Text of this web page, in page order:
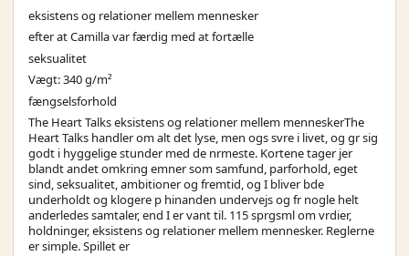
eksistens og relationer mellem mennesker
efter at Camilla var færdig med at fortælle
seksualitet
Vægt: 340 g/m²
fængselsforhold
The Heart Talks eksistens og relationer mellem menneskerThe
Heart Talks handler om alt det lyse, men ogs svre i livet, og gr sig
godt i hyggelige stunder med de nrmeste. Kortene tager jer
blandt andet omkring emner som samfund, parforhold, eget
sind, seksualitet, ambitioner og fremtid, og I bliver bde
underholdt og klogere p hinanden undervejs og fr nogle helt
anderledes samtaler, end I er vant til. 115 sprgsml om vrdier,
holdninger, eksistens og relationer mellem mennesker. Reglerne
er simple. Spillet er